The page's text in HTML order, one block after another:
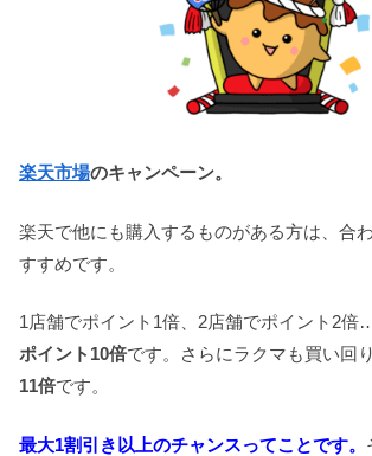
楽天市場のキャンペーン。
楽天で他にも購入するものがある方は、合
すすめです。
1店舗でポイント1倍、2店舗でポイント2倍…
ポイント10倍です。さらにラクマも買い回
11倍です。
最大1割引き以上のチャンスってことです。